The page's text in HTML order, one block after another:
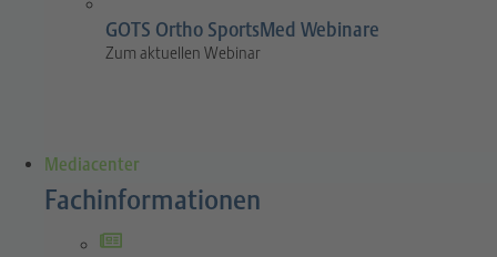
GOTS Ortho SportsMed Webinare
Zum aktuellen Webinar
Mediacenter
Fachinformationen